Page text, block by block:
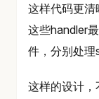
这样代码更清
这些handler
件，分别处理
这样的设计